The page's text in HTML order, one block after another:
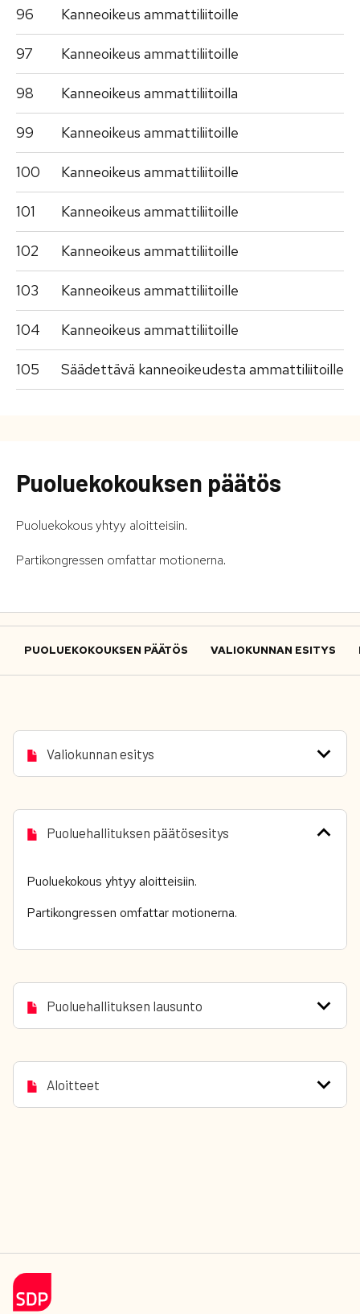
96 Kanneoikeus ammattiliitoille
97 Kanneoikeus ammattiliitoille
98 Kanneoikeus ammattiliitoilla
99 Kanneoikeus ammattiliitoille
100 Kanneoikeus ammattiliitoille
101 Kanneoikeus ammattiliitoille
102 Kanneoikeus ammattiliitoille
103 Kanneoikeus ammattiliitoille
104 Kanneoikeus ammattiliitoille
105 Säädettävä kanneoikeudesta ammattiliitoille
Puoluekokouksen päätös
Puoluekokous yhtyy aloitteisiin.
Partikongressen omfattar motionerna.
PUOLUEKOKOUKSEN PÄÄTÖS VALIOKUNNAN ESITYS
Valiokunnan esitys
Puoluehallituksen päätösesitys
Puoluekokous yhtyy aloitteisiin.
Partikongressen omfattar motionerna.
Puoluehallituksen lausunto
Aloitteet